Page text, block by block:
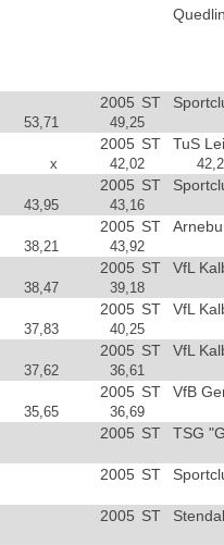
2005 ST
53,71 49,25
2005 ST TuS
x 42,02
2005 ST
43,95 43,16
2005 ST
38,21 43,92
2005 ST VfL
38,47 39,18
2005 ST VfL
37,83 40,25
2005 ST VfL
37,62 36,61
2005 ST VfB
35,65 36,69
2005 ST TSG
2005 ST
2005 ST